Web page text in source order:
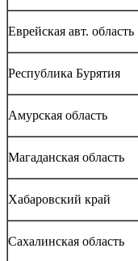
Еврейская авт. область
Республика Бурятия
Амурская область
Магаданская область
Хабаровский край
Сахалинская область